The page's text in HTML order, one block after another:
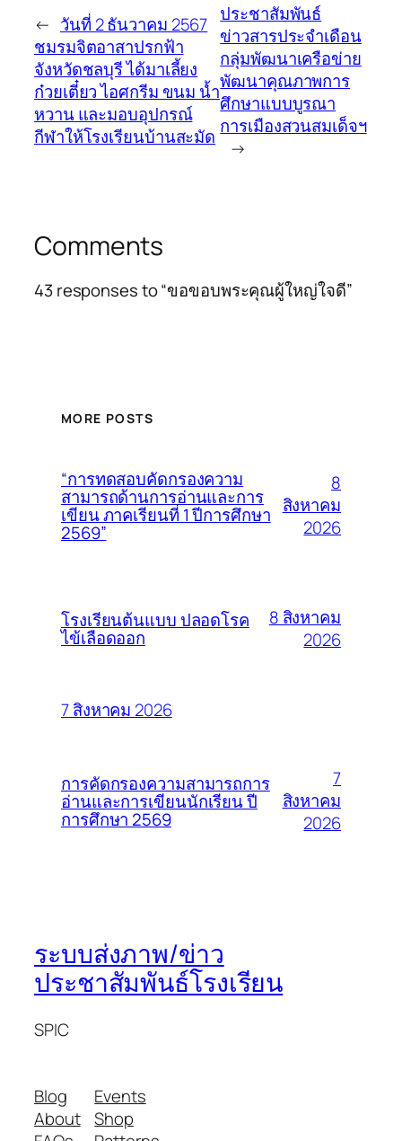
← วันที่ 2 ธันวาคม 2567
ชมรมจิตอาสาปรกฟ้า
จังหวัดชลบุรี ได้มาเลี้ยง
ก๋วยเตี๋ยว ไอศกรีม ขนม น้ำ
หวาน และมอบอุปกรณ์
กีฬาให้โรงเรียนบ้านสะมัด
ประชาสัมพันธ์
ข่าวสารประจำเดือน
กลุ่มพัฒนาเครือข่าย
พัฒนาคุณภาพการ
ศึกษาแบบบูรณา
การเมืองสวนสมเด็จฯ
→
Comments
43 responses to “ขอขอบพระคุณผู้ใหญ่ใจดี”
MORE POSTS
“การทดสอบคัดกรองความ
สามารถด้านการอ่านและการ
เขียน ภาคเรียนที่ 1 ปีการศึกษา
2569”
8
สิงหาคม
2026
โรงเรียนต้นแบบ ปลอดโรค
ไข้เลือดออก
8 สิงหาคม
2026
7 สิงหาคม 2026
การคัดกรองความสามารถการ
อ่านและการเขียนนักเรียน ปี
การศึกษา 2569
7
สิงหาคม
2026
ระบบส่งภาพ/ข่าว
ประชาสัมพันธ์โรงเรียน
SPIC
Blog
About
Events
Shop